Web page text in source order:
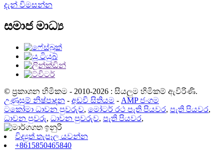
දැන් විමසන්න
සමාජ මාධ්‍ය
© ප්‍රකාශන හිමිකම - 2010-2026 : සියලුම හිමිකම් ඇවිරිණි.
උණුසුම් නිෂ්පාදන - අඩවි සිතියම - AMP ජංගම
ටකෝමා ධාවන පුවරුව, මෝටර් රථ පැති පියවර, පැති පියවර,
ධාවන පුවරු, ධාවන පුවරුව, පැති පියවර,
විද්‍යුත් තැපෑල යවන්න
+8615850465840